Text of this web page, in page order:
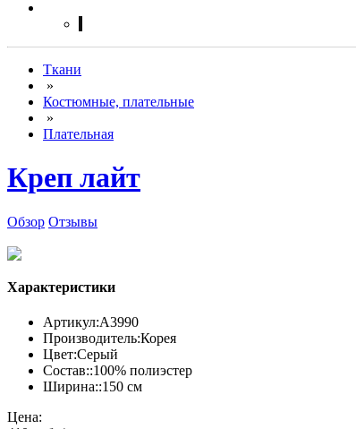
Ткани
»
Костюмные, плательные
»
Плательная
Креп лайт
Обзор Отзывы
Характеристики
Артикул:А3990
Производитель:Корея
Цвет:Серый
Состав::100% полиэстер
Ширина::150 см
Цена: